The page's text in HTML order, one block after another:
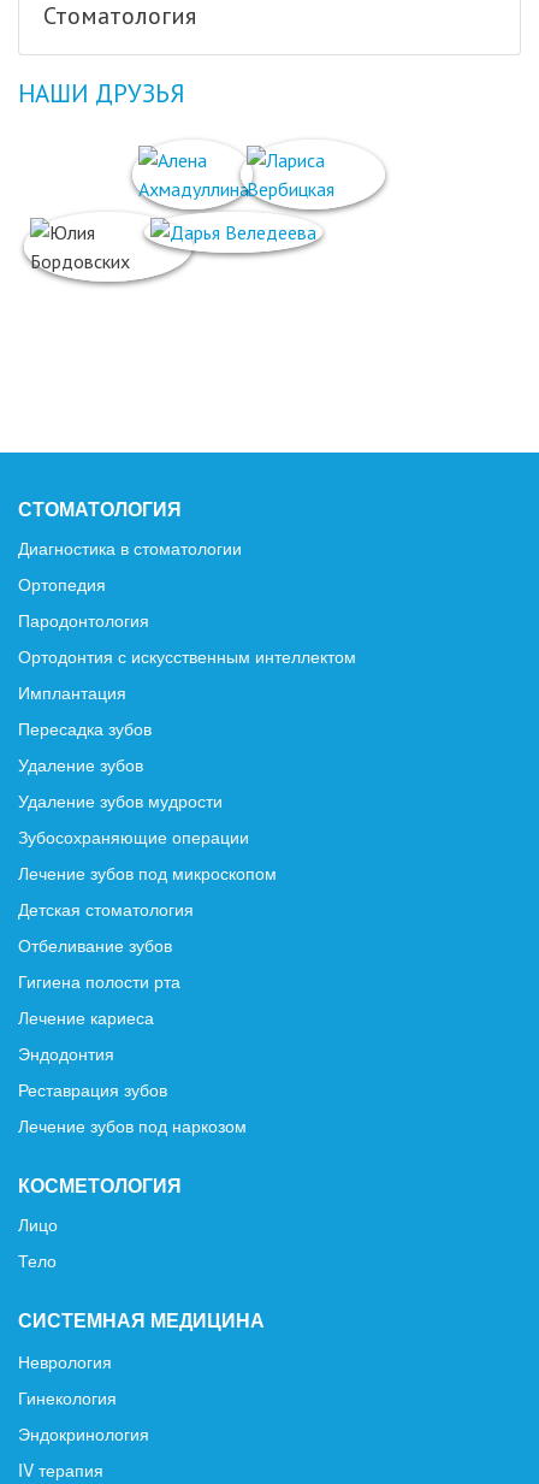
Стоматология
НАШИ ДРУЗЬЯ
СТОМАТОЛОГИЯ
Диагностика в стоматологии
Ортопедия
Пародонтология
Ортодонтия с искусственным интеллектом
Имплантация
Пересадка зубов
Удаление зубов
Удаление зубов мудрости
Зубосохраняющие операции
Лечение зубов под микроскопом
Детская стоматология
Отбеливание зубов
Гигиена полости рта
Лечение кариеса
Эндодонтия
Реставрация зубов
Лечение зубов под наркозом
КОСМЕТОЛОГИЯ
Лицо
Тело
СИСТЕМНАЯ МЕДИЦИНА
Неврология
Гинекология
Эндокринология
IV терапия